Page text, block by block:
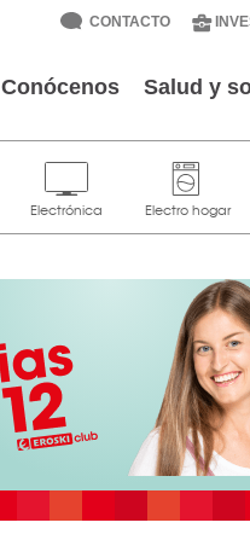
CONTACTO
Conócenos Salud y